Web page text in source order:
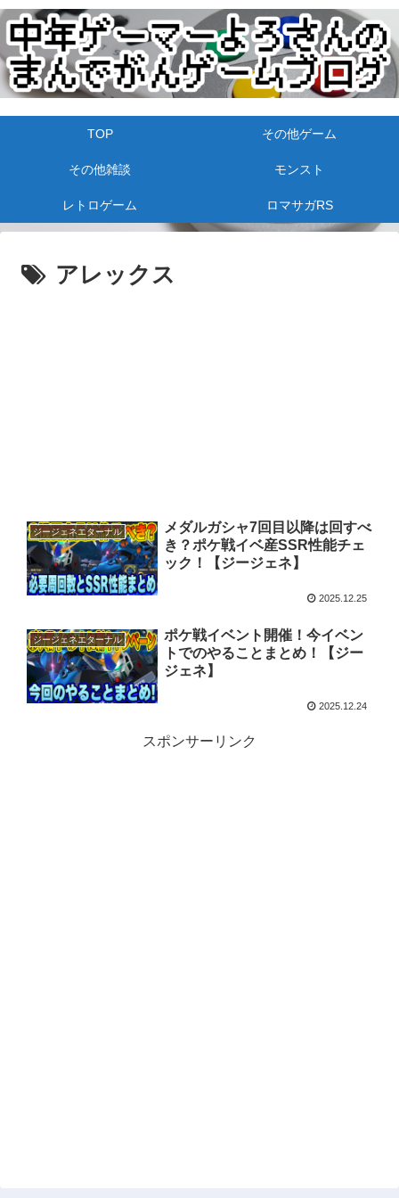
TOP その他ゲーム
その他雑談 モンスト
レトロゲーム ロマサガRS
アレックス
ジージェネエターナル
メダルガシャ7回目以降は回すべ
き？ポケ戦イベ産SSR性能チェ
ック！【ジージェネ】
2025.12.25
ジージェネエターナル
ポケ戦イベント開催！今イベン
トでのやることまとめ！【ジー
ジェネ】
2025.12.24
スポンサーリンク